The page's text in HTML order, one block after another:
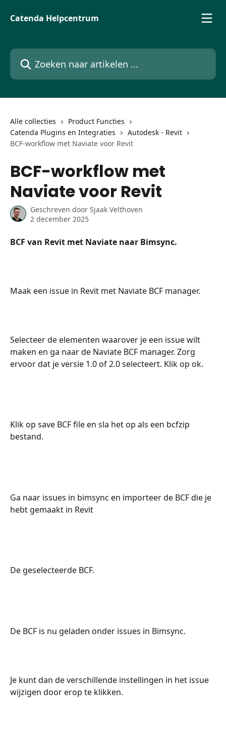
Catenda Helpcentrum
Zoeken naar artikelen ...
Alle collecties
Product Functies
Catenda Plugins en Integraties
Autodesk - Revit
BCF-workflow met Naviate voor Revit
BCF-workflow met
Naviate voor Revit
Geschreven door Sjaak Velthoven
2 december 2025
BCF van Revit met Naviate naar Bimsync.
Maak een issue in Revit met Naviate BCF manager.
Selecteer de elementen waarover je een issue wilt
maken en ga naar de Naviate BCF manager. Zorg
ervoor dat je versie 1.0 of 2.0 selecteert. Klik op ok.
Klik op save BCF file en sla het op als een bcfzip
bestand.
Ga naar issues in bimsync en importeer de BCF die je
hebt gemaakt in Revit
De geselecteerde BCF.
De BCF is nu geladen onder issues in Bimsync.
Je kunt dan de verschillende instellingen in het issue
wijzigen door erop te klikken.